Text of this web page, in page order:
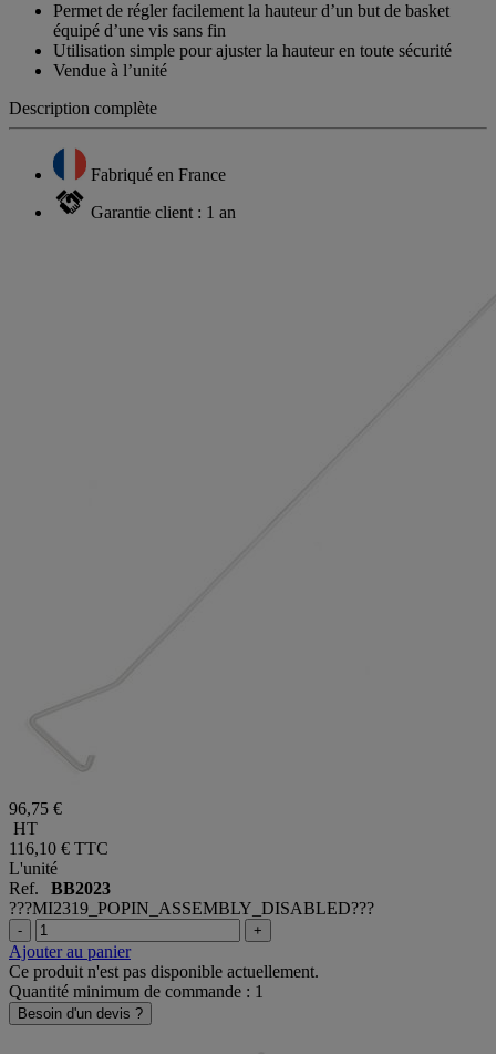
Permet de régler facilement la hauteur d’un but de basket
équipé d’une vis sans fin
Utilisation simple pour ajuster la hauteur en toute sécurité
Vendue à l’unité
Description complète
Fabriqué en France
Garantie client : 1 an
96,75 €
HT
116,10 € TTC
L'unité
Ref. BB2023
???MI2319_POPIN_ASSEMBLY_DISABLED???
- +
Ajouter au panier
Ce produit n'est pas disponible actuellement.
Quantité minimum de commande : 1
Besoin d'un devis ?